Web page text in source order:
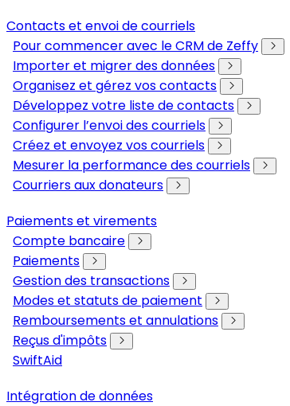
Contacts et envoi de courriels
Pour commencer avec le CRM de Zeffy
Importer et migrer des données
Organisez et gérez vos contacts
Développez votre liste de contacts
Configurer l’envoi des courriels
Créez et envoyez vos courriels
Mesurer la performance des courriels
Courriers aux donateurs
Paiements et virements
Compte bancaire
Paiements
Gestion des transactions
Modes et statuts de paiement
Remboursements et annulations
Reçus d'impôts
SwiftAid
Intégration de données